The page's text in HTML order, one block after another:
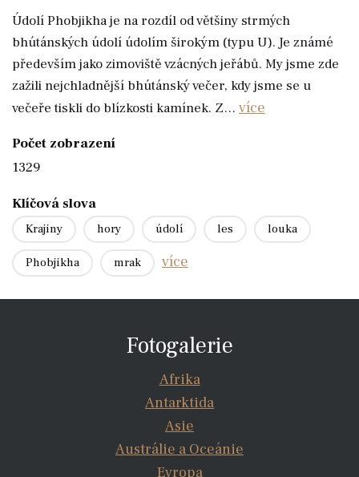
Údolí Phobjikha je na rozdíl od většiny strmých
bhútánských údolí údolím širokým (typu U). Je známé
především jako zimoviště vzácných jeřábů. My jsme zde
zažili nejchladnější bhútánský večer, kdy jsme se u
večeře tiskli do blízkosti kamínek. Z… více
Počet zobrazení
1329
Klíčová slova
Krajiny hory údolí les louka
Phobjikha mrak více
Fotogalerie
Afrika
Antarktida
Asie
Austrálie a Oceánie
Evropa